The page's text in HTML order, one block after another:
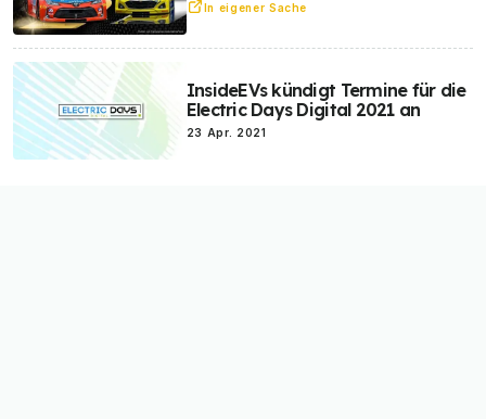
In eigener Sache
InsideEVs kündigt Termine für die
Electric Days Digital 2021 an
23 Apr. 2021